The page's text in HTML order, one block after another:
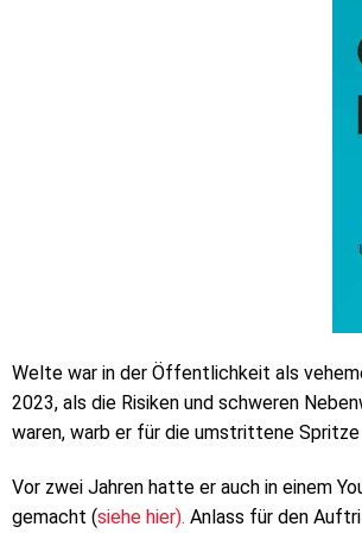
Welte war in der Öffentlichkeit als
2023, als die Risiken und schweren
waren, warb er für die umstrittene
Vor zwei Jahren hatte er auch in einem
gemacht (siehe hier). Anlass für den